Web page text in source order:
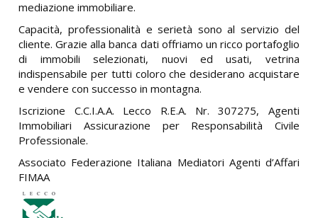
mediazione immobiliare.
Capacità, professionalità e serietà sono al servizio del
cliente. Grazie alla banca dati offriamo un ricco portafoglio
di immobili selezionati, nuovi ed usati, vetrina
indispensabile per tutti coloro che desiderano acquistare
e vendere con successo in montagna.
Iscrizione C.C.I.A.A. Lecco R.E.A. Nr. 307275, Agenti
Immobiliari Assicurazione per Responsabilità Civile
Professionale.
Associato Federazione Italiana Mediatori Agenti d’Affari
FIMAA